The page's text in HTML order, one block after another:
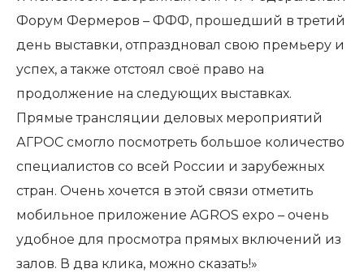
Форум Фермеров – ФФФ, прошедший в третий
день выставки, отпраздновал свою премьеру и
успех, а также отстоял своё право на
продолжение на следующих выставках.
Прямые трансляции деловых мероприятий
АГРОС смогло посмотреть большое количество
специалистов со всей России и зарубежных
стран. Очень хочется в этой связи отметить
мобильное приложение AGROS expo – очень
удобное для просмотра прямых включений из
залов. В два клика, можно сказать!»